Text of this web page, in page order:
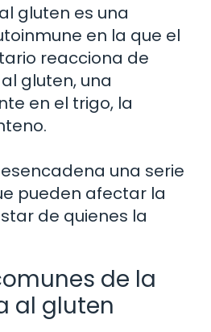
gluten es una
en la que el
reacciona de
gluten, una
en el trigo, la
una serie
pueden afectar la
de quienes la
de la
al gluten